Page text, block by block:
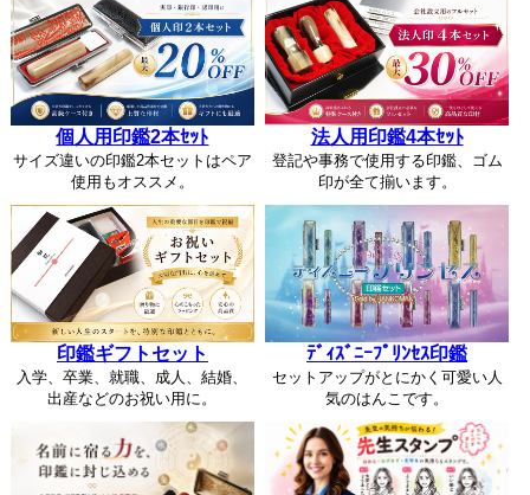
個人用印鑑2本ｾｯﾄ
サイズ違いの印鑑2本セットはペア
使用もオススメ。
法人用印鑑4本ｾｯﾄ
登記や事務で使用する印鑑、ゴム
印が全て揃います。
印鑑ギフトセット
入学、卒業、就職、成人、結婚、
出産などのお祝い用に。
ﾃﾞｨｽﾞﾆｰﾌﾟﾘﾝｾｽ印鑑
セットアップがとにかく可愛い人
気のはんこです。